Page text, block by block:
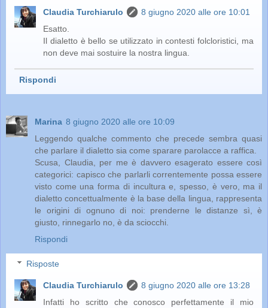
Claudia Turchiarulo
8 giugno 2020 alle ore 10:01
Esatto.
Il dialetto è bello se utilizzato in contesti folcloristici, ma
non deve mai sostuire la nostra lingua.
Rispondi
Marina 8 giugno 2020 alle ore 10:09
Leggendo qualche commento che precede sembra quasi
che parlare il dialetto sia come sparare parolacce a raffica.
Scusa, Claudia, per me è davvero esagerato essere così
categorici: capisco che parlarli correntemente possa essere
visto come una forma di incultura e, spesso, è vero, ma il
dialetto concettualmente è la base della lingua, rappresenta
le origini di ognuno di noi: prenderne le distanze sì, è
giusto, rinnegarlo no, è da sciocchi.
Rispondi
Risposte
Claudia Turchiarulo
8 giugno 2020 alle ore 13:28
Infatti ho scritto che conosco perfettamente il mio